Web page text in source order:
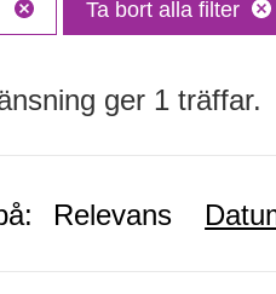
Ta bort alla filter
ger 1 träffar.
Relevans